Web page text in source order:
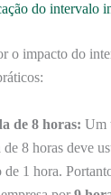
do intervalo
o impacto do
de 8 horas: Um
de 8 horas deve
1 hora.